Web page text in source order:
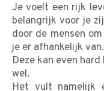
Je voelt een rijk
belangrijk voor je
door de mensen
je er afhankelijk van.
Deze kan even
wel.
Het vult namelijk